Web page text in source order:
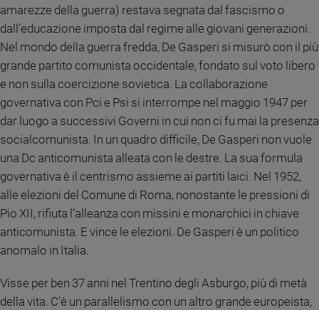
valore
Caso
della
settimana
Migranti
Diversità
Cultura
e
Sanremo
Cinema,
Tv
amarezze della guerra) restava segnata dal fascismo o
dall’educazione imposta dal regime alle giovani generazioni.
Nel mondo della guerra fredda, De Gasperi si misurò con il più
grande partito comunista occidentale, fondato sul voto libero
e non sulla coercizione sovietica. La collaborazione
governativa con Pci e Psi si interrompe nel maggio 1947 per
dar luogo a successivi Governi in cui non ci fu mai la presenza
socialcomunista. In un quadro difficile, De Gasperi non vuole
una Dc anticomunista alleata con le destre. La sua formula
governativa è il centrismo assieme ai partiti laici. Nel 1952,
alle elezioni del Comune di Roma, nonostante le pressioni di
Pio XII, rifiuta l’alleanza con missini e monarchici in chiave
anticomunista. E vince le elezioni. De Gasperi è un politico
anomalo in Italia.
Visse per ben 37 anni nel Trentino degli Asburgo, più di metà
della vita. C’è un parallelismo con un altro grande europeista,